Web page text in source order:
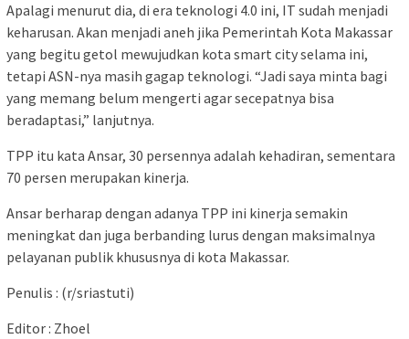
Apalagi menurut dia, di era teknologi 4.0 ini, IT sudah menjadi
keharusan. Akan menjadi aneh jika Pemerintah Kota Makassar
yang begitu getol mewujudkan kota smart city selama ini,
tetapi ASN-nya masih gagap teknologi. “Jadi saya minta bagi
yang memang belum mengerti agar secepatnya bisa
beradaptasi,” lanjutnya.
TPP itu kata Ansar, 30 persennya adalah kehadiran, sementara
70 persen merupakan kinerja.
Ansar berharap dengan adanya TPP ini kinerja semakin
meningkat dan juga berbanding lurus dengan maksimalnya
pelayanan publik khususnya di kota Makassar.
Penulis : (r/sriastuti)
Editor : Zhoel